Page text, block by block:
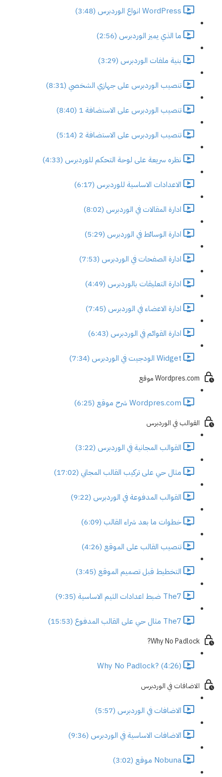
WordPress انواع الوردبرس (3:48)
ما الذي يميز الوردبرس (2:56)
بنية ملفات الوردبرس (3:29)
تنصيب الوردبرس على جهازي الشخصي (8:31)
تنصيب الوردبرس على الاستضافة 1 (8:40)
تنصيب الوردبرس على الاستضافة 2 (5:14)
نظره سريعة على لوحة التحكم للوردبرس (4:33)
الاعدادات الاساسية للوردبرس (6:17)
ادارة المقالات في الوردبرس (8:02)
ادارة الوسائط في الوردبرس (5:29)
ادارة الصفحات في الوردبرس (7:53)
ادارة التعليقات بالوردبرس (4:49)
ادارة الاعضاء في الوردبرس (7:45)
ادارة القوائم في الوردبرس (6:43)
Widget الودجيت في الوردبرس (7:34)
Wordpres.com موقع
Wordpres.com شرح موقع (6:25)
القوالب في الوردبرس
القوالب المجانية في الوردبرس (3:22)
مثال حي على تركيب القالب المجاني (17:02)
القوالب المدفوعة في الوردبرس (9:22)
خطوات ما بعد شراء القالب (6:09)
تنصيب القالب على الموقع (4:26)
التخطيط قبل تصميم الموقع (3:45)
The7 ضبط اعدادات الثيم الاساسية (9:35)
The7 مثال حي على القالب المدفوع (15:53)
Why No Padlock?
Why No Padlock? (4:26)
الاضافات في الوردبرس
الاضافات في الوردبرس (5:57)
الاضافات الاساسية في الوردبرس (9:36)
Nobuna موقع (3:02)